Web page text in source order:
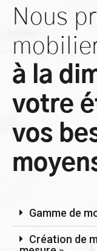
Nous
à la
votre
vos
Gamme de
Création de